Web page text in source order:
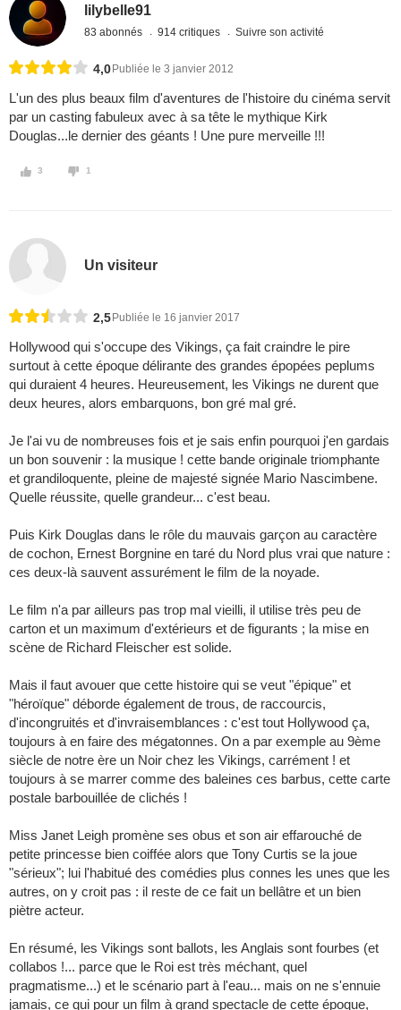
lilybelle91
83 abonnés 914 critiques Suivre son activité
4,0 Publiée le 3 janvier 2012
L'un des plus beaux film d'aventures de l'histoire du cinéma servit
par un casting fabuleux avec à sa tête le mythique Kirk
Douglas...le dernier des géants ! Une pure merveille !!!
3 1
Un visiteur
2,5 Publiée le 16 janvier 2017
Hollywood qui s'occupe des Vikings, ça fait craindre le pire
surtout à cette époque délirante des grandes épopées peplums
qui duraient 4 heures. Heureusement, les Vikings ne durent que
deux heures, alors embarquons, bon gré mal gré.
Je l'ai vu de nombreuses fois et je sais enfin pourquoi j'en gardais
un bon souvenir : la musique ! cette bande originale triomphante
et grandiloquente, pleine de majesté signée Mario Nascimbene.
Quelle réussite, quelle grandeur... c'est beau.
Puis Kirk Douglas dans le rôle du mauvais garçon au caractère
de cochon, Ernest Borgnine en taré du Nord plus vrai que nature :
ces deux-là sauvent assurément le film de la noyade.
Le film n'a par ailleurs pas trop mal vieilli, il utilise très peu de
carton et un maximum d'extérieurs et de figurants ; la mise en
scène de Richard Fleischer est solide.
Mais il faut avouer que cette histoire qui se veut "épique" et
"héroïque" déborde également de trous, de raccourcis,
d'incongruités et d'invraisemblances : c'est tout Hollywood ça,
toujours à en faire des mégatonnes. On a par exemple au 9ème
siècle de notre ère un Noir chez les Vikings, carrément ! et
toujours à se marrer comme des baleines ces barbus, cette carte
postale barbouillée de clichés !
Miss Janet Leigh promène ses obus et son air effarouché de
petite princesse bien coiffée alors que Tony Curtis se la joue
"sérieux"; lui l'habitué des comédies plus connes les unes que les
autres, on y croit pas : il reste de ce fait un bellâtre et un bien
piètre acteur.
En résumé, les Vikings sont ballots, les Anglais sont fourbes (et
collabos !... parce que le Roi est très méchant, quel
pragmatisme...) et le scénario part à l'eau... mais on ne s'ennuie
jamais, ce qui pour un film à grand spectacle de cette époque,